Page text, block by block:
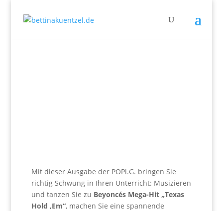
Mit dieser Ausgabe der POPi.G. bringen Sie
richtig Schwung in Ihren Unterricht: Musizieren
und tanzen Sie zu Beyoncés Mega-Hit „Texas
Hold ‚Em“, machen Sie eine spannende